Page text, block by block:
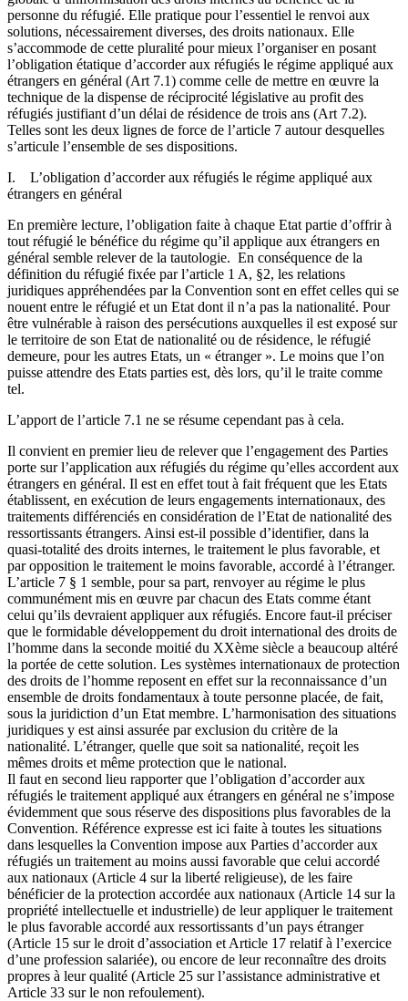
personne du réfugié. Elle pratique pour l’essentiel le renvoi aux
solutions, nécessairement diverses, des droits nationaux. Elle
s’accommode de cette pluralité pour mieux l’organiser en posant
l’obligation étatique d’accorder aux réfugiés le régime appliqué aux
étrangers en général (Art 7.1) comme celle de mettre en œuvre la
technique de la dispense de réciprocité législative au profit des
réfugiés justifiant d’un délai de résidence de trois ans (Art 7.2).
Telles sont les deux lignes de force de l’article 7 autour desquelles
s’articule l’ensemble de ses dispositions.
I. L’obligation d’accorder aux réfugiés le régime appliqué aux
étrangers en général
En première lecture, l’obligation faite à chaque Etat partie d’offrir à
tout réfugié le bénéfice du régime qu’il applique aux étrangers en
général semble relever de la tautologie. En conséquence de la
définition du réfugié fixée par l’article 1 A, §2, les relations
juridiques appréhendées par la Convention sont en effet celles qui se
nouent entre le réfugié et un Etat dont il n’a pas la nationalité. Pour
être vulnérable à raison des persécutions auxquelles il est exposé sur
le territoire de son Etat de nationalité ou de résidence, le réfugié
demeure, pour les autres Etats, un « étranger ». Le moins que l’on
puisse attendre des Etats parties est, dès lors, qu’il le traite comme
tel.
L’apport de l’article 7.1 ne se résume cependant pas à cela.
Il convient en premier lieu de relever que l’engagement des Parties
porte sur l’application aux réfugiés du régime qu’elles accordent aux
étrangers en général. Il est en effet tout à fait fréquent que les Etats
établissent, en exécution de leurs engagements internationaux, des
traitements différenciés en considération de l’Etat de nationalité des
ressortissants étrangers. Ainsi est-il possible d’identifier, dans la
quasi-totalité des droits internes, le traitement le plus favorable, et
par opposition le traitement le moins favorable, accordé à l’étranger.
L’article 7 § 1 semble, pour sa part, renvoyer au régime le plus
communément mis en œuvre par chacun des Etats comme étant
celui qu’ils devraient appliquer aux réfugiés. Encore faut-il préciser
que le formidable développement du droit international des droits de
l’homme dans la seconde moitié du XXème siècle a beaucoup altéré
la portée de cette solution. Les systèmes internationaux de protection
des droits de l’homme reposent en effet sur la reconnaissance d’un
ensemble de droits fondamentaux à toute personne placée, de fait,
sous la juridiction d’un Etat membre. L’harmonisation des situations
juridiques y est ainsi assurée par exclusion du critère de la
nationalité. L’étranger, quelle que soit sa nationalité, reçoit les
mêmes droits et même protection que le national.
Il faut en second lieu rapporter que l’obligation d’accorder aux
réfugiés le traitement appliqué aux étrangers en général ne s’impose
évidemment que sous réserve des dispositions plus favorables de la
Convention. Référence expresse est ici faite à toutes les situations
dans lesquelles la Convention impose aux Parties d’accorder aux
réfugiés un traitement au moins aussi favorable que celui accordé
aux nationaux (Article 4 sur la liberté religieuse), de les faire
bénéficier de la protection accordée aux nationaux (Article 14 sur la
propriété intellectuelle et industrielle) de leur appliquer le traitement
le plus favorable accordé aux ressortissants d’un pays étranger
(Article 15 sur le droit d’association et Article 17 relatif à l’exercice
d’une profession salariée), ou encore de leur reconnaître des droits
propres à leur qualité (Article 25 sur l’assistance administrative et
Article 33 sur le non refoulement).